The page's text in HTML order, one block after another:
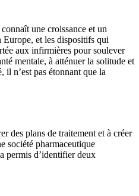
connaît une croissance et un
Europe, et les dispositifs qui
aux infirmières pour soulever
mentale, à atténuer la solitude et
il n’est pas étonnant que la
des plans de traitement et à créer
société pharmaceutique
a permis d’identifier deux